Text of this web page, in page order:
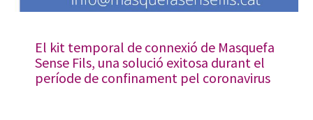
El kit temporal de connexió de Masquefa
Sense Fils, una solució exitosa durant el
període de confinament pel coronavirus